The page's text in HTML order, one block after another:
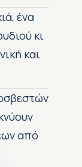
ένα
κι
και
από